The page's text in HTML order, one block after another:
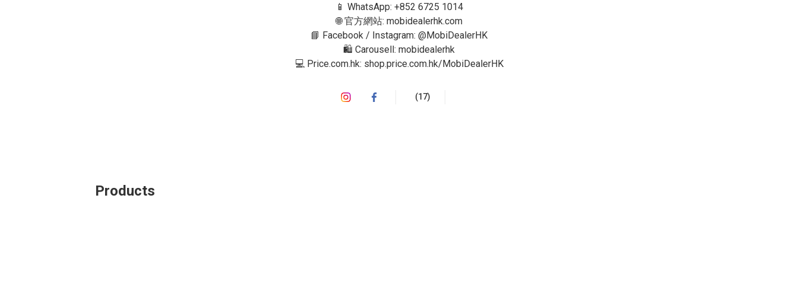
📱 WhatsApp: +852 6725 1014
🌐 官方網站: mobidealerhk.com
📘 Facebook / Instagram: @MobiDealerHK
🛍 Carousell: mobidealerhk
💻 Price.com.hk: shop.price.com.hk/MobiDealerHK
(17)
Products